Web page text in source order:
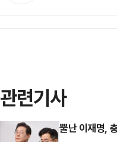
관련기사
뿔난 이재명,